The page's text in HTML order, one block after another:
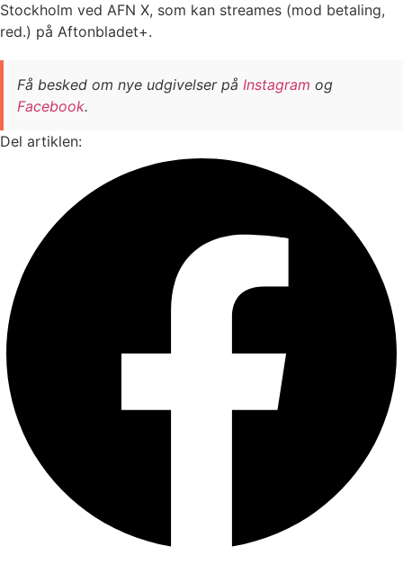
Stockholm ved AFN X, som kan streames (mod betaling,
red.) på Aftonbladet+.
Få besked om nye udgivelser på Instagram og
Facebook.
Del artiklen: